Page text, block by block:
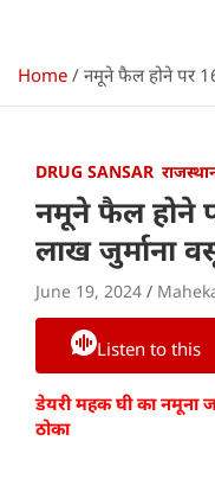
Home नमूने फैल होने पर 16
DRUG SANSAR
नमूने फैल होने
लाख जुर्माना
June 19, 2024
Listen to this
डेयरी महक घी का
ठोका